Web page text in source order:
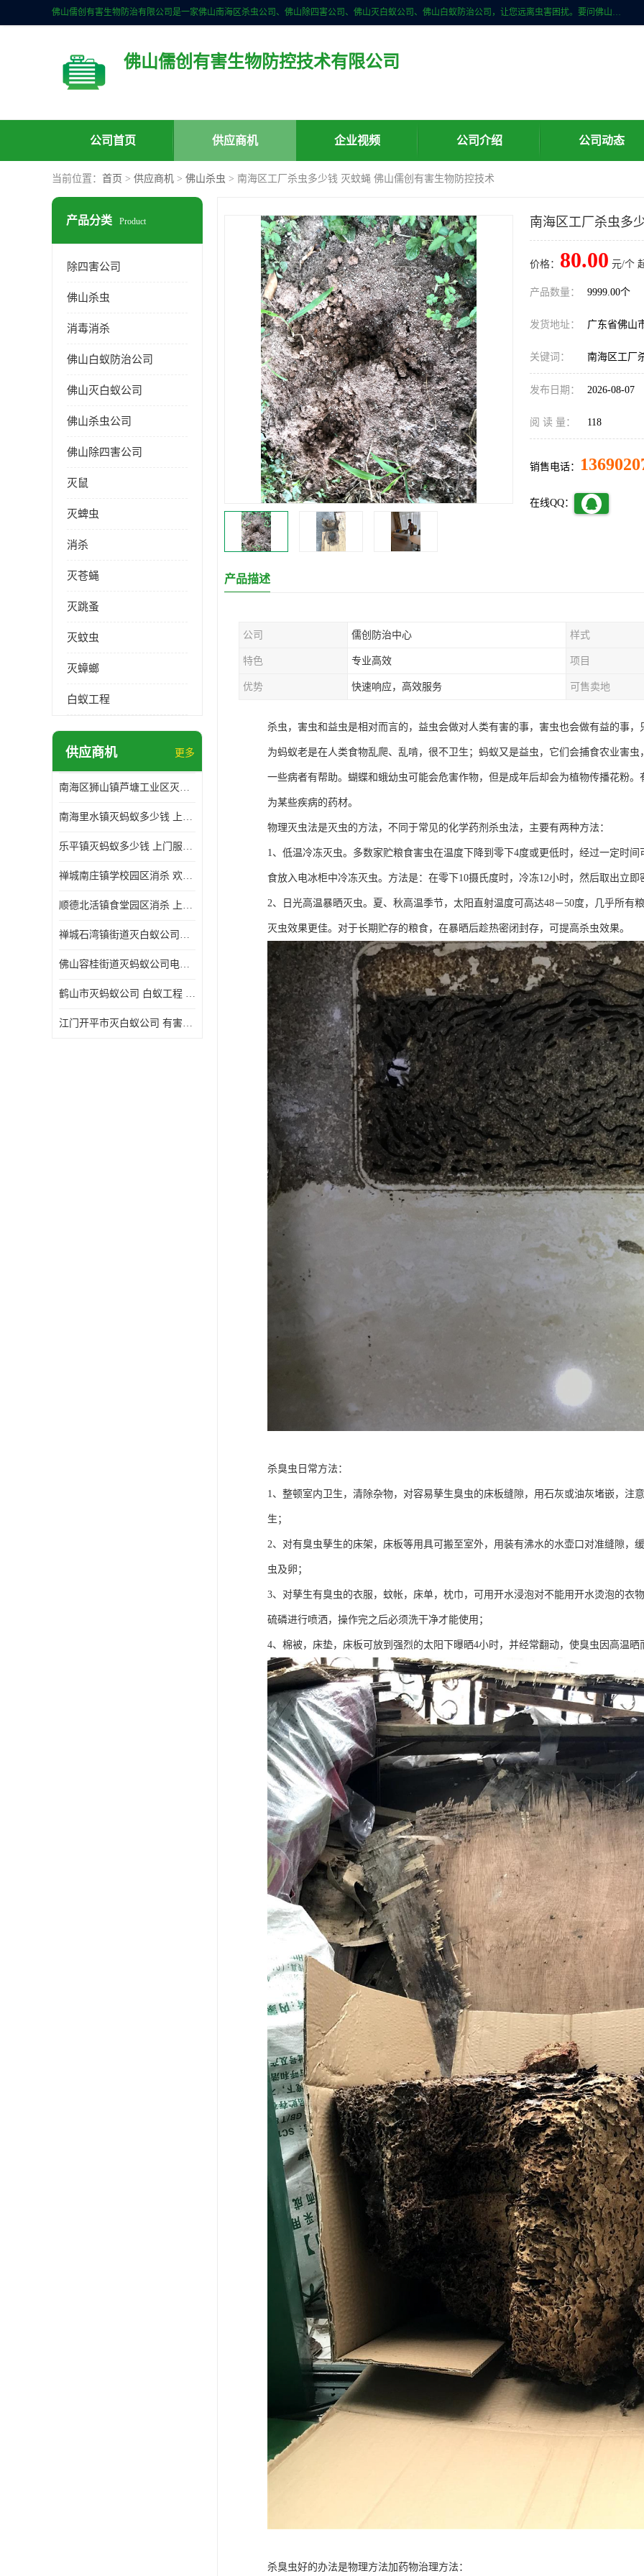
佛山儒创有害生物防治有限公司是一家佛山南海区杀虫公司、佛山除四害公司、佛山灭白蚁公司、佛山白蚁防治公司，让您远离虫害困扰。要问佛山白蚁防治哪家好？佛山儒创有害生物防治有限公司全佛山、广州，正规公司，上门勘查，可靠，售后有保障。
佛山儒创有害生物防控技术有限公司
公司首页 供应商机 企业视频 公司介绍 公司动态
当前位置： 首页 > 供应商机 > 佛山杀虫 > 南海区工厂杀虫多少钱 灭蚊蝇 佛山儒创有害生物防控技术
产品分类 Product
除四害公司
佛山杀虫
消毒消杀
佛山白蚁防治公司
佛山灭白蚁公司
佛山杀虫公司
佛山除四害公司
灭鼠
灭蜱虫
消杀
灭苍蝇
灭跳蚤
灭蚊虫
灭蟑螂
白蚁工程
供应商机 更多
南海区狮山镇芦塘工业区灭白蚁多少钱 上门服务 确定方案
南海里水镇灭蚂蚁多少钱 上门服务 确定方案
乐平镇灭蚂蚁多少钱 上门服务 确定方案
禅城南庄镇学校园区消杀 欢迎电话咨询 价格优惠
顺德北活镇食堂园区消杀 上门服务 确定方案
禅城石湾镇街道灭白蚁公司电话 病媒生物防治 上门服务 确定方案
佛山容桂街道灭蚂蚁公司电话 白蚁防治 上门服务 确定方案
鹤山市灭蚂蚁公司 白蚁工程 欢迎电话咨询 价格优惠
江门开平市灭白蚁公司 有害生物防治 上门服务 确定方案
南海区工厂杀虫多
价格： 80.00 元/个
产品数量： 9999.00个
发货地址： 广东省佛山
关键词： 南海区工厂
发布日期： 2026-08-07
阅 读 量： 118
销售电话：
在线QQ：
产品描述
公司 儒创防治中心 样式
特色 专业高效 项目
优势 快速响应，高效服务 可售卖地
杀虫，害虫和益虫是相对而言的，益虫会做对人类有害的事，害虫也会做有益的事
为蚂蚁老是在人类食物乱爬、乱啃，很不卫生；蚂蚁又是益虫，它们会捕食农业害
一些病者有帮助。蝴蝶和蛾幼虫可能会危害作物，但是成年后却会为植物传播花粉
为某些疾病的药材。
物理灭虫法是灭虫的方法，不同于常见的化学药剂杀虫法，主要有两种方法：
1、低温冷冻灭虫。多数家贮粮食害虫在温度下降到零下4度或更低时，经过一定时
食放入电冰柜中冷冻灭虫。方法是：在零下10摄氏度时，冷冻12小时，然后取出立即
2、日光高温暴晒灭虫。夏、秋高温季节，太阳直射温度可高达48－50度，几乎所有
灭虫效果更佳。对于长期贮存的粮食，在暴晒后趁热密闭封存，可提高杀虫效果。
杀臭虫日常方法：
1、整顿室内卫生，清除杂物，对容易孳生臭虫的床板缝隙，用石灰或油灰堵嵌，注
生；
2、对有臭虫孳生的床架，床板等用具可搬至室外，用装有沸水的水壶口对准缝隙，
虫及卵；
3、对孳生有臭虫的衣服，蚊帐，床单，枕巾，可用开水浸泡对不能用开水烫泡的衣
硫磷进行喷洒，操作完之后必须洗干净才能使用；
4、棉被，床垫，床板可放到强烈的太阳下曝晒4小时，并经常翻动，使臭虫因高温晒
杀臭虫好的办法是物理方法加药物治理方法：